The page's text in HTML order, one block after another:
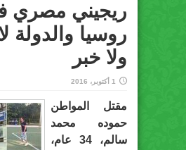
ريجيني مصري
روسيا والدولة
ولا خبر
1 أكتوبر، 2016
مقتل المواطن
حموده محمد
سالم، 34 عام،